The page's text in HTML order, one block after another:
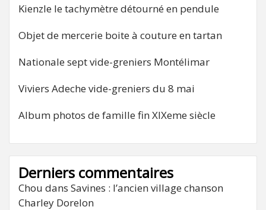
Kienzle le tachymètre détourné en pendule
Objet de mercerie boite à couture en tartan
Nationale sept vide-greniers Montélimar
Viviers Adeche vide-greniers du 8 mai
Album photos de famille fin XIXeme siècle
Derniers commentaires
Chou dans Savines : l’ancien village chanson
Charley Dorelon